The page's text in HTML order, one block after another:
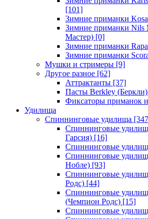
[101]
Зимние приманки
Зимние приманки Nils
Мастер) [0]
Зимние приманки
Зимние приманки
Мушки и стримеры [9]
Другое разное [62]
Аттрактанты [37]
Пасты Berkley (Беркли)
Фиксаторы приманок
Удилища
Спиннинговые удилища
Спиннинговые
Гарсия) [16]
Спиннинговые
Спиннинговые
Нобле) [93]
Спиннинговые
Родс) [44]
Спиннинговые
(Чемпион Родс) [15]
Спиннинговые